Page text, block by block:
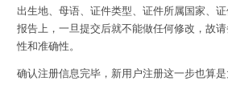
出生地、母语、证件类型、证件所属国家、
报告上， 一旦提交后就不能做任何修改 ，故
性和准确性。
确认注册信息完毕，新用户注册这一步也算是